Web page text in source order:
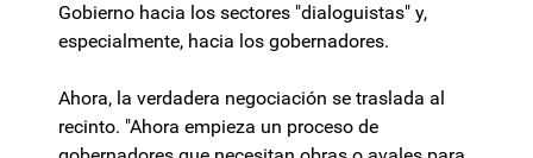
Gobierno hacia los sectores "dialoguistas" y,
especialmente, hacia los gobernadores.
Ahora, la verdadera negociación se traslada al
recinto. "Ahora empieza un proceso de